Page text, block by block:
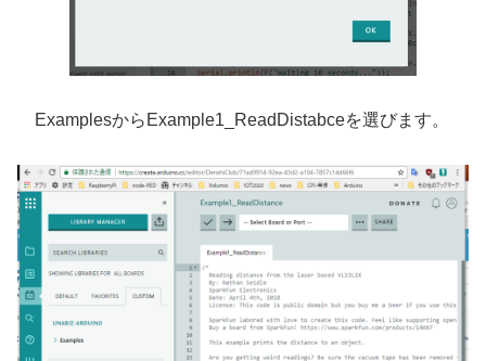
ExamplesからExample1_ReadDistabceを選びます。